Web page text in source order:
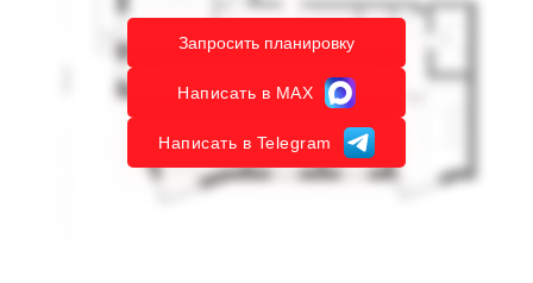
Запросить планировку
Написать в MAX
Написать в Telegram